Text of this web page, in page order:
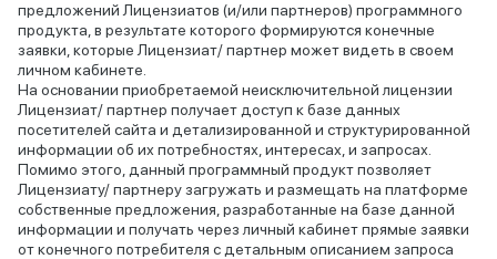
предложений Лицензиатов (и/или партнеров) программного
продукта, в результате которого формируются конечные
заявки, которые Лицензиат/ партнер может видеть в своем
личном кабинете.
На основании приобретаемой неисключительной лицензии
Лицензиат/ партнер получает доступ к базе данных
посетителей сайта и детализированной и структурированной
информации об их потребностях, интересах, и запросах.
Помимо этого, данный программный продукт позволяет
Лицензиату/ партнеру загружать и размещать на платформе
собственные предложения, разработанные на базе данной
информации и получать через личный кабинет прямые заявки
от конечного потребителя с детальным описанием запроса